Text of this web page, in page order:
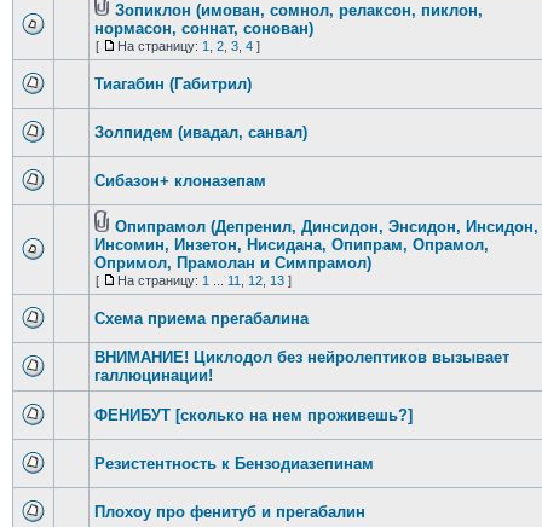
Зопиклон (имован, сомнол, релаксон, пиклон,
нормасон, соннат, сонован)
[ На страницу: 1 2, 3, 4]
Тиагабин (Габитрил)
Золпидем (ивадал, санвал)
Сибазон+ клоназепам
Опипрамол (Депренил, Динсидон, Энсидон, Инсидон,
Инсомин, Инзетон, Нисидана, Опипрам, Опрамол,
Опримол, Прамолан и Симпрамол)
[ На страницу: 1 11 12, 13]
Схема приема прегабалина
ВНИМАНИЕ! Циклодол без нейролептиков вызывает
галлюцинации!
ФЕНИБУТ [сколько на нем проживешь?]
Резистентность к Бензодиазепинам
Плохоу про фенитуб и прегабалин